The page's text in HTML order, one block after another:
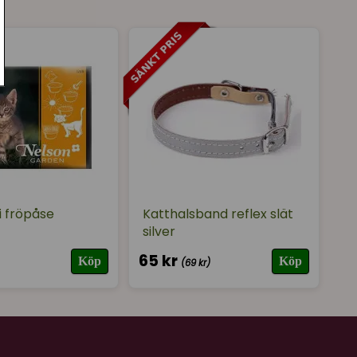
fröpåse
Köp
Katthalsband reflex slät
silver
65 kr (69 kr) Köp